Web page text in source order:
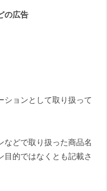
の広告
ションとして取り扱って
などで取り扱った商品名
目的ではなくとも記載さ